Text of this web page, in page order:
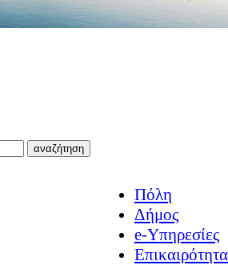
Πόλη
Δήμος
e-Υπηρεσίες
Επικαιρότητα